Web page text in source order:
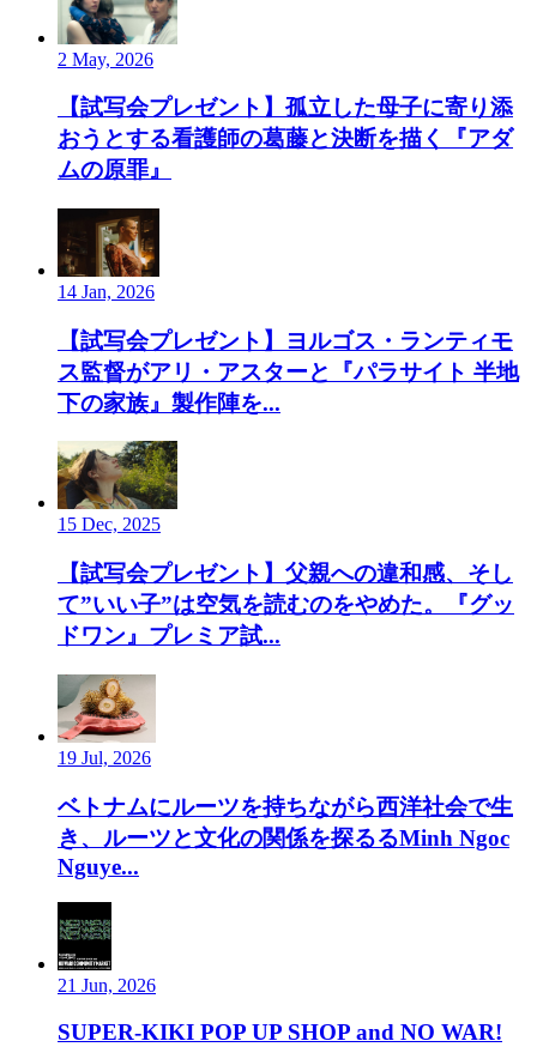
2 May, 2026
【試写会プレゼント】孤立した母子に寄り添
おうとする看護師の葛藤と決断を描く『アダ
ムの原罪』
14 Jan, 2026
【試写会プレゼント】ヨルゴス・ランティモ
ス監督がアリ・アスターと『パラサイト 半地
下の家族』製作陣を...
15 Dec, 2025
【試写会プレゼント】父親への違和感、そし
て”いい子”は空気を読むのをやめた。『グッ
ドワン』プレミア試...
19 Jul, 2026
ベトナムにルーツを持ちながら西洋社会で生
き、ルーツと文化の関係を探るるMinh Ngoc
Nguye...
21 Jun, 2026
SUPER-KIKI POP UP SHOP and NO WAR!